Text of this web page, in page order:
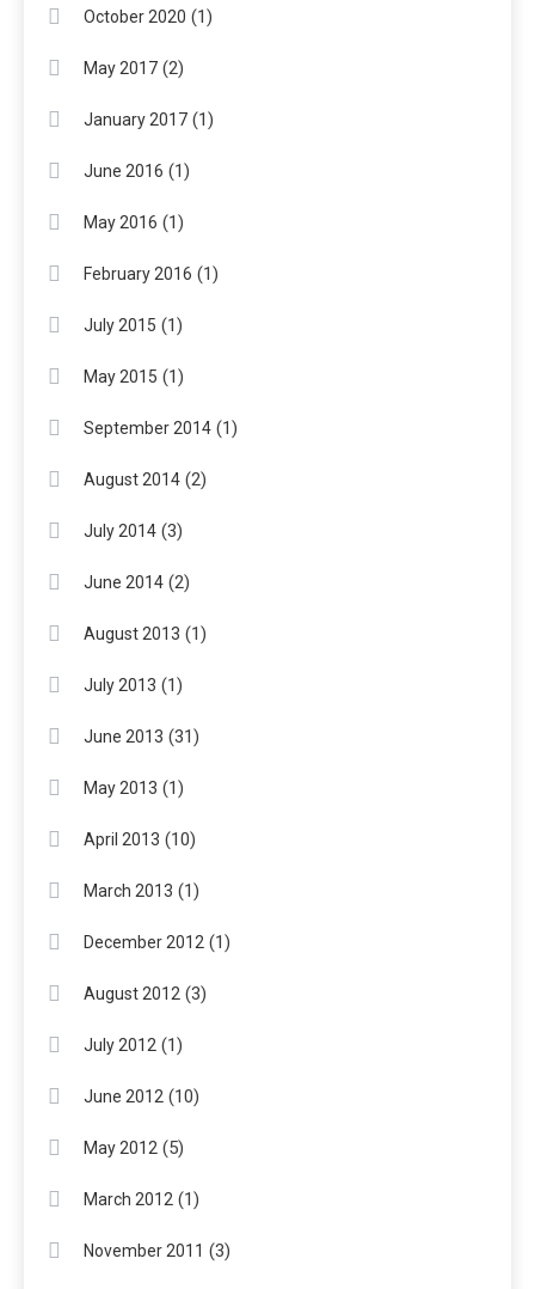
October 2020 (1)
May 2017 (2)
January 2017 (1)
June 2016 (1)
May 2016 (1)
February 2016 (1)
July 2015 (1)
May 2015 (1)
September 2014 (1)
August 2014 (2)
July 2014 (3)
June 2014 (2)
August 2013 (1)
July 2013 (1)
June 2013 (31)
May 2013 (1)
April 2013 (10)
March 2013 (1)
December 2012 (1)
August 2012 (3)
July 2012 (1)
June 2012 (10)
May 2012 (5)
March 2012 (1)
November 2011 (3)